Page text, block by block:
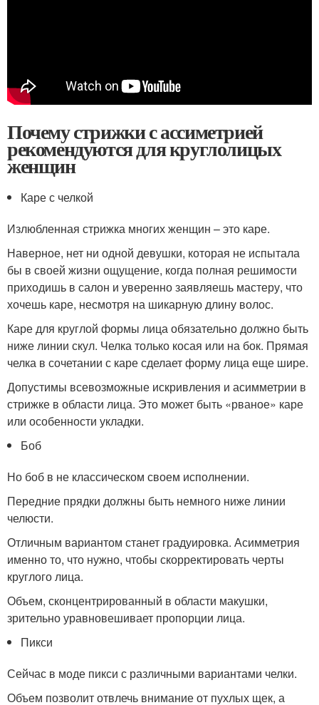
Почему стрижки с ассиметрией
рекомендуются для круглолицых
женщин
Каре с челкой
Излюбленная стрижка многих женщин – это каре.
Наверное, нет ни одной девушки, которая не испытала
бы в своей жизни ощущение, когда полная решимости
приходишь в салон и уверенно заявляешь мастеру, что
хочешь каре, несмотря на шикарную длину волос.
Каре для круглой формы лица обязательно должно быть
ниже линии скул. Челка только косая или на бок. Прямая
челка в сочетании с каре сделает форму лица еще шире.
Допустимы всевозможные искривления и асимметрии в
стрижке в области лица. Это может быть «рваное» каре
или особенности укладки.
Боб
Но боб в не классическом своем исполнении.
Передние прядки должны быть немного ниже линии
челюсти.
Отличным вариантом станет градуировка. Асимметрия
именно то, что нужно, чтобы скорректировать черты
круглого лица.
Объем, сконцентрированный в области макушки,
зрительно уравновешивает пропорции лица.
Пикси
Сейчас в моде пикси с различными вариантами челки.
Объем позволит отвлечь внимание от пухлых щек, а